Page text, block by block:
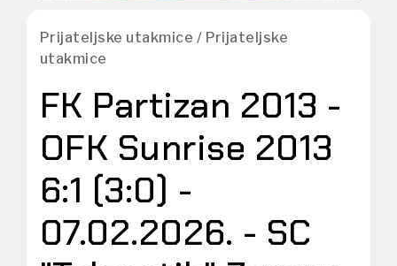
Prijateljske utakmice / Prijateljske
utakmice
FK Partizan 2013 -
OFK Sunrise 2013
6:1 (3:0) -
07.02.2026. - SC